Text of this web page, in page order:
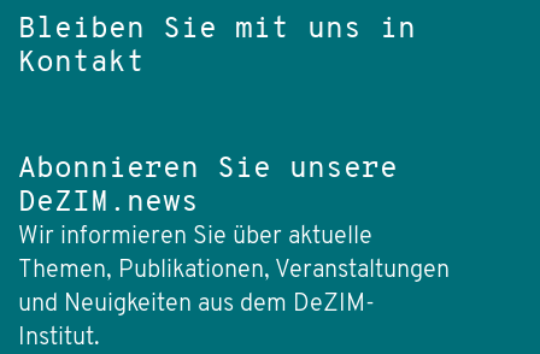
Bleiben Sie mit uns in
Kontakt
Abonnieren Sie unsere
DeZIM.news
Wir informieren Sie über aktuelle
Themen, Publikationen, Veranstaltungen
und Neuigkeiten aus dem DeZIM-
Institut.